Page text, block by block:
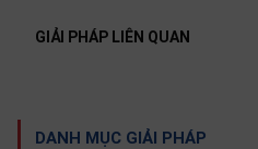
GIẢI PHÁP LIÊN QUAN
DANH MỤC GIẢI PHÁP